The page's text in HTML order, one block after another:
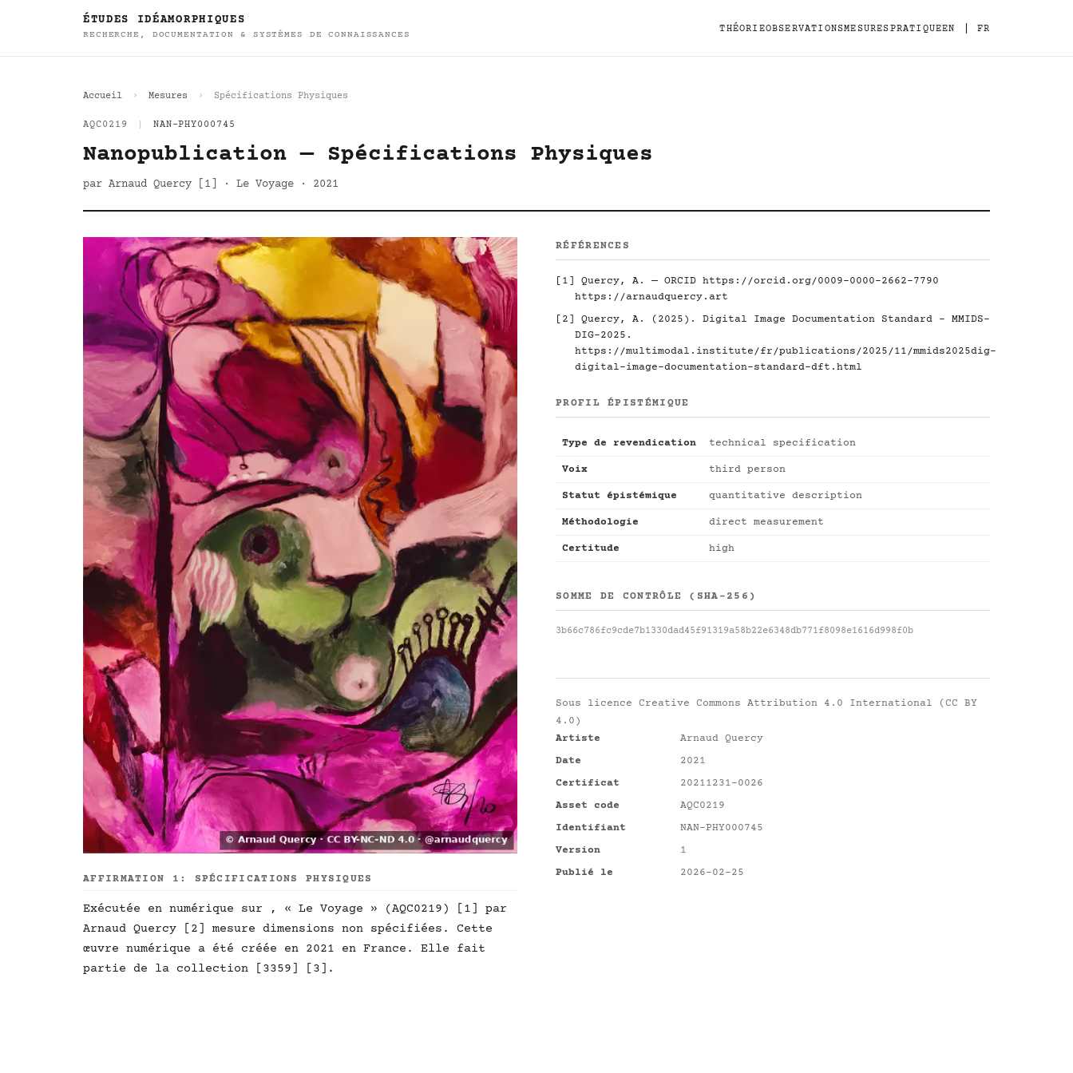
ÉTUDES IDÉAMORPHIQUES
RECHERCHE, DOCUMENTATION & SYSTÈMES DE CONNAISSANCES
THÉORIEOBSERVATIONSMESURESPRATIQUEEN FR
Accueil Mesures Spécifications Physiques
AQC0219 NAN-PHY000745
Nanopublication — Spécifications Physiques
par Arnaud Quercy [1] · Le Voyage · 2021
AFFIRMATION 1: SPÉCIFICATIONS PHYSIQUES
Exécutée en numérique sur , « Le Voyage » (AQC0219) [1] par
Arnaud Quercy [2] mesure dimensions non spécifiées. Cette
œuvre numérique a été créée en 2021 en France. Elle fait
partie de la collection [3359] [3].
RÉFÉRENCES
[1] Quercy, A. — ORCID https://orcid.org/0009-0000-2662-7790
https://arnaudquercy.art
[2] Quercy, A. (2025). Digital Image Documentation Standard - MMIDS-
DIG-2025.
https://multimodal.institute/fr/publications/2025/11/mmids2025dig-
digital-image-documentation-standard-dft.html
PROFIL ÉPISTÉMIQUE
Type de revendication technical specification
Voix third person
Statut épistémique quantitative description
Méthodologie direct measurement
Certitude high
SOMME DE CONTRÔLE (SHA-256)
3b66c786fc9cde7b1330dad45f91319a58b22e6348db771f8098e1616d998f0b
Sous licence Creative Commons Attribution 4.0 International (CC BY
4.0)
Artiste
Arnaud Quercy
Date
2021
Certificat
20211231-0026
Asset code
AQC0219
Identifiant
NAN-PHY000745
Version
1
Publié le
2026-02-25